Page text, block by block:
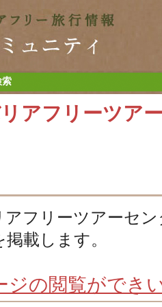
索
アフリーツア
アフリーツアーセ
載します。
ジの閲覧ができ